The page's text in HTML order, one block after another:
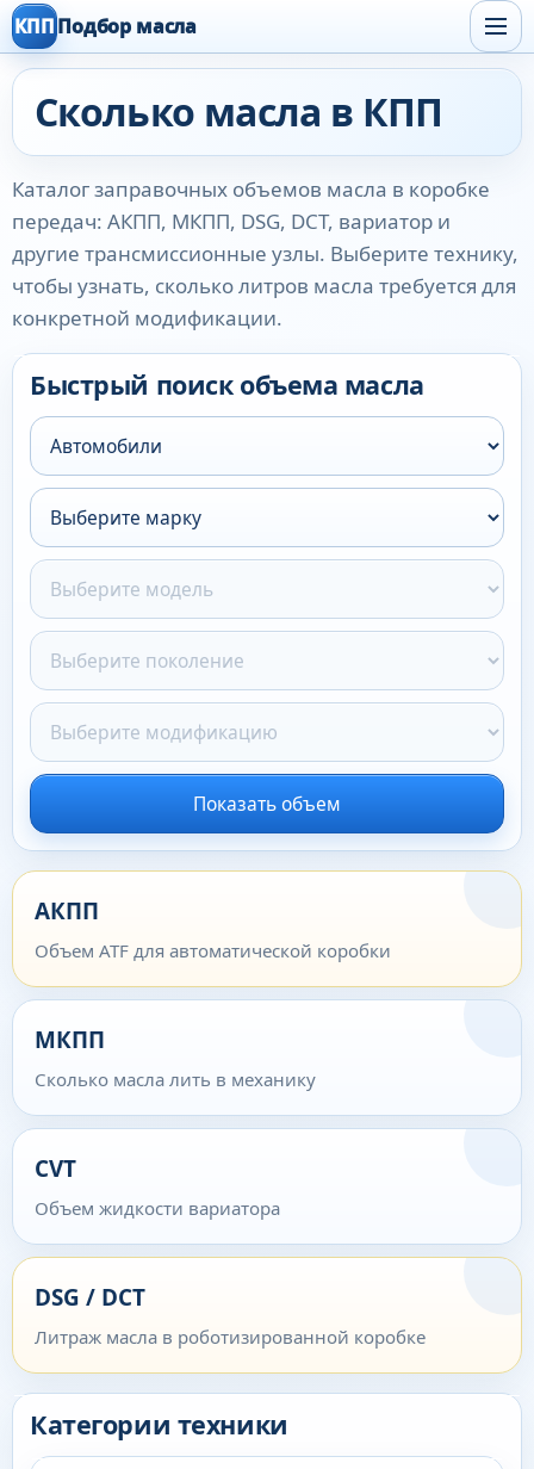
КПППодбор масла
Сколько масла в КПП
Каталог заправочных объемов масла в коробке
передач: АКПП, МКПП, DSG, DCT, вариатор и
другие трансмиссионные узлы. Выберите технику,
чтобы узнать, сколько литров масла требуется для
конкретной модификации.
Быстрый поиск объема масла
Показать объем
АКПП
Объем ATF для автоматической коробки
МКПП
Сколько масла лить в механику
CVT
Объем жидкости вариатора
DSG / DCT
Литраж масла в роботизированной коробке
Категории техники